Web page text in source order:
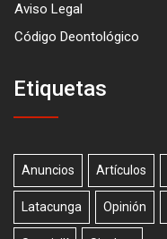
Aviso Legal
Código Deontológico
Etiquetas
Anuncios Artículos
Latacunga Opinión